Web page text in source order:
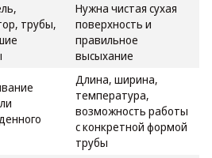
трубы,
Нужна чистая сухая
поверхность и
правильное
высыхание
Длина, ширина,
температура,
возможность работы
с конкретной формой
трубы